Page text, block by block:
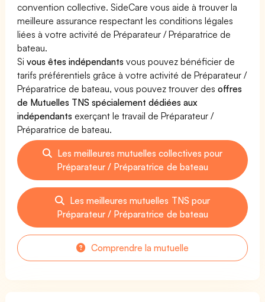
convention collective. SideCare vous aide à trouver la
meilleure assurance respectant les conditions légales
liées à votre activité de Préparateur / Préparatrice de
bateau.
Sivous êtes indépendants vous pouvez bénéficier de
tarifs préférentiels grâce à votre activité de Préparateur /
Préparatrice de bateau, vous pouvez trouver desoffres
de Mutuelles TNS spécialement dédiées aux
indépendants exerçant le travail de Préparateur /
Préparatrice de bateau.
Les meilleures mutuelles collectives pour
Préparateur / Préparatrice de bateau
Les meilleures mutuelles TNS pour
Préparateur / Préparatrice de bateau
Comprendre la mutuelle